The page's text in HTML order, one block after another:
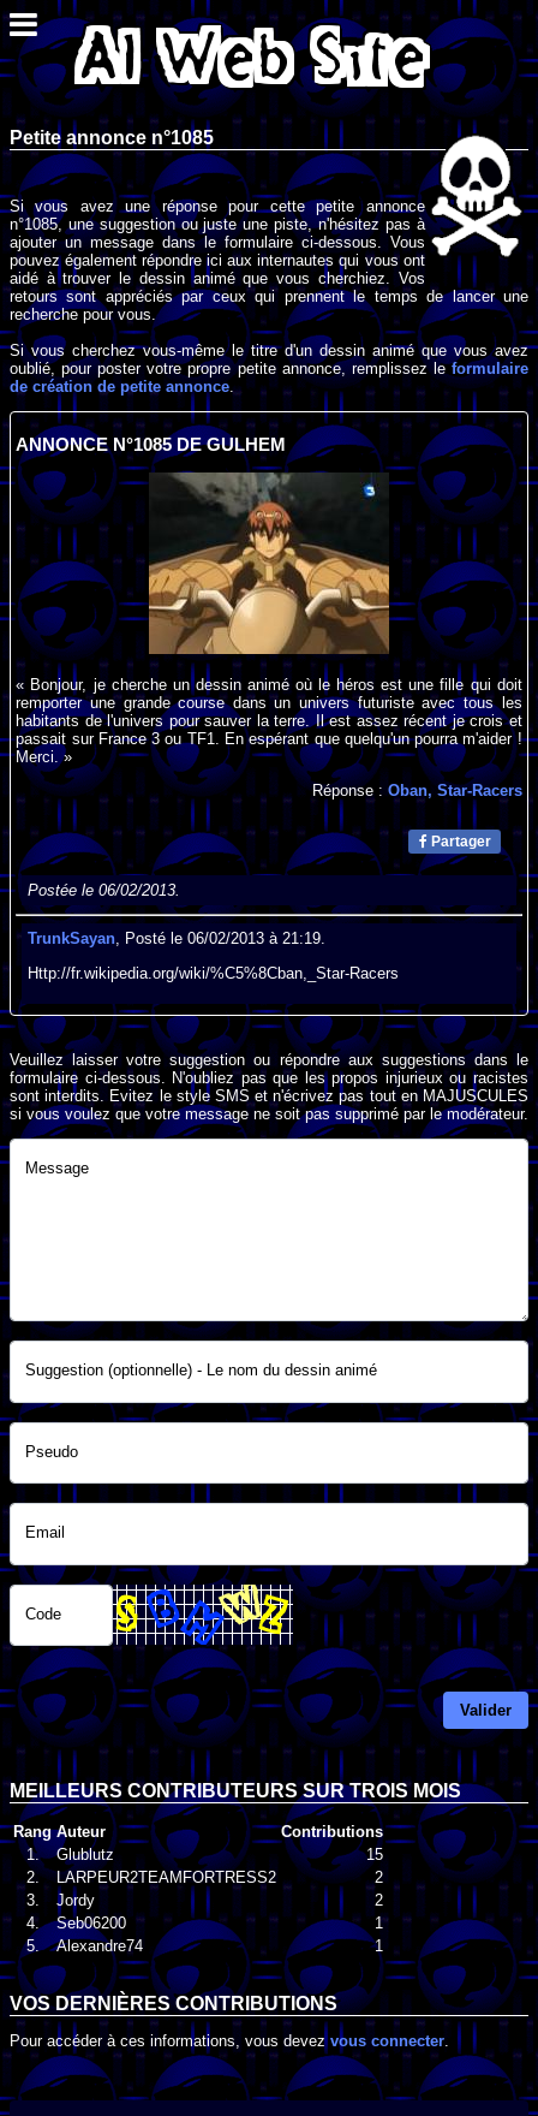
Petite annonce n°1085
Si vous avez une réponse pour cette petite annonce
n°1085, une suggestion ou juste une piste, n'hésitez pas à
ajouter un message dans le formulaire ci-dessous. Vous
pouvez également répondre ici aux internautes qui vous ont
aidé à trouver le dessin animé que vous cherchiez. Vos
retours sont appréciés par ceux qui prennent le temps de lancer une
recherche pour vous.
Si vous cherchez vous-même le titre d'un dessin animé que vous avez
oublié, pour poster votre propre petite annonce, remplissez leformulaire
de création de petite annonce .
ANNONCE N°1085 DE GULHEM
« Bonjour, je cherche un dessin animé où le héros est une fille qui doit
remporter une grande course dans un univers futuriste avec tous les
habitants de l'univers pour sauver la terre. Il est assez récent je crois et
passait sur France 3 ou TF1. En espérant que quelqu'un pourra m'aider !
Merci. »
Réponse : Oban, Star-Racers
Partager
Postée le 06/02/2013.
TrunkSayan, Posté le 06/02/2013 à 21:19.
Http://fr.wikipedia.org/wiki/%C5%8Cban,_Star-Racers
Veuillez laisser votre suggestion ou répondre aux suggestions dans le
formulaire ci-dessous. N'oubliez pas que les propos injurieux ou racistes
sont interdits. Evitez le style SMS et n'écrivez pas tout en MAJUSCULES
si vous voulez que votre message ne soit pas supprimé par le modérateur.
Message
Suggestion (optionnelle) - Le nom du dessin animé
Pseudo
Email
Code
Valider
MEILLEURS CONTRIBUTEURS SUR TROIS MOIS
Rang Auteur
Contributions
1.
Glublutz
15
2.
LARPEUR2TEAMFORTRESS2
2
3.
Jordy
2
4.
Seb06200
1
5.
Alexandre74 1
VOS DERNIÈRES CONTRIBUTIONS
Pour accéder à ces informations, vous devez vous connecter